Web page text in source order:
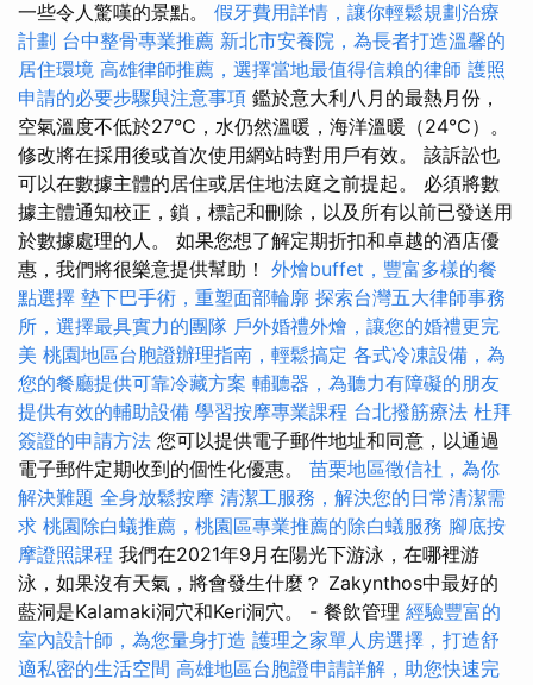
一些令人驚嘆的景點。 假牙費用詳情，讓你輕鬆規劃治療
計劃 台中整骨專業推薦 新北市安養院，為長者打造溫馨的
居住環境 高雄律師推薦，選擇當地最值得信賴的律師 護照
申請的必要步驟與注意事項 鑑於意大利八月的最熱月份，
空氣溫度不低於27°C，水仍然溫暖，海洋溫暖（24°C）。
修改將在採用後或首次使用網站時對用戶有效。 該訴訟也
可以在數據主體的居住或居住地法庭之前提起。 必須將數
據主體通知校正，鎖，標記和刪除，以及所有以前已發送用
於數據處理的人。 如果您想了解定期折扣和卓越的酒店優
惠，我們將很樂意提供幫助！ 外燴buffet，豐富多樣的餐
點選擇 墊下巴手術，重塑面部輪廓 探索台灣五大律師事務
所，選擇最具實力的團隊 戶外婚禮外燴，讓您的婚禮更完
美 桃園地區台胞證辦理指南，輕鬆搞定 各式冷凍設備，為
您的餐廳提供可靠冷藏方案 輔聽器，為聽力有障礙的朋友
提供有效的輔助設備 學習按摩專業課程 台北撥筋療法 杜拜
簽證的申請方法 您可以提供電子郵件地址和同意，以通過
電子郵件定期收到的個性化優惠。 苗栗地區徵信社，為你
解決難題 全身放鬆按摩 清潔工服務，解決您的日常清潔需
求 桃園除白蟻推薦，桃園區專業推薦的除白蟻服務 腳底按
摩證照課程 我們在2021年9月在陽光下游泳，在哪裡游
泳，如果沒有天氣，將會發生什麼？ Zakynthos中最好的
藍洞是Kalamaki洞穴和Keri洞穴。 - 餐飲管理 經驗豐富的
室內設計師，為您量身打造 護理之家單人房選擇，打造舒
適私密的生活空間 高雄地區台胞證申請詳解，助您快速完